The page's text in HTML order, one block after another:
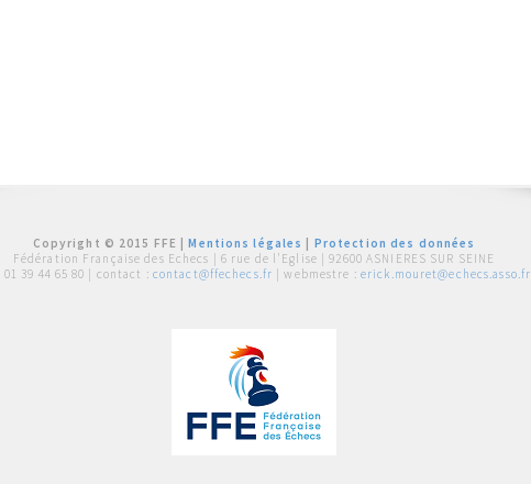
Copyright © 2015 FFE |Mentions légales
Protection des données
Fédération Française des Echecs | 6 rue de l'Eglise | 92600 ASNIERES SUR SEINE
01 39 44 65 80 | contact : contact@ffechecs.fr | webmestre : erick.mouret@echecs.asso.fr